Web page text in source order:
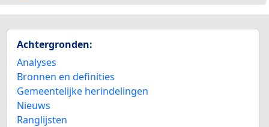
Achtergronden:
Analyses
Bronnen en definities
Gemeentelijke herindelingen
Nieuws
Ranglijsten